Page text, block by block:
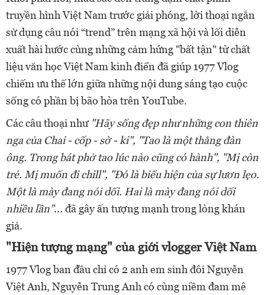
truyền hình Việt Nam trước giải phóng, lời thoại ngắn
sử dụng câu nói “trend” trên mạng xã hội và lối diễn
xuất hài hước cùng những cảm hứng "bất tận" từ chất
liệu văn học Việt Nam kinh điển đã giúp 1977 Vlog
chiếm ưu thế lớn giữa những nội dung sáng tạo cuộc
sống có phần bị bão hòa trên YouTube.
Các câu thoại như"Hãy sống đẹp như những con thiên
nga của Chai - cốp - sờ - ki", "Tao là một thằng đàn
ông. Trong bát phở tao lúc nào cũng có hành", "Mị còn
trẻ. Mị muốn đi chill", "Đó là biểu hiện của sự lươn lẹo.
Một là mày đang nói dối. Hai là mày đang nói dối
nhiều lần"... đã gây ấn tượng mạnh trong lòng khán
giả.
"Hiện tượng mạng" của giới vlogger Việt Nam
1977 Vlog ban đầu chỉ có 2 anh em sinh đôi Nguyễn
Việt Anh, Nguyễn Trung Anh có cùng niềm đam mê